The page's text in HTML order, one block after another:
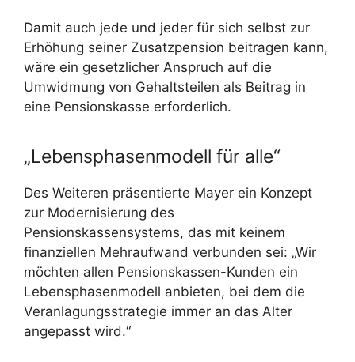
Damit auch jede und jeder für sich selbst zur
Erhöhung seiner Zusatzpension beitragen kann,
wäre ein gesetzlicher Anspruch auf die
Umwidmung von Gehaltsteilen als Beitrag in
eine Pensionskasse erforderlich.
„Lebensphasenmodell für alle“
Des Weiteren präsentierte Mayer ein Konzept
zur Modernisierung des
Pensionskassensystems, das mit keinem
finanziellen Mehraufwand verbunden sei: „Wir
möchten allen Pensionskassen-Kunden ein
Lebensphasenmodell anbieten, bei dem die
Veranlagungsstrategie immer an das Alter
angepasst wird.“